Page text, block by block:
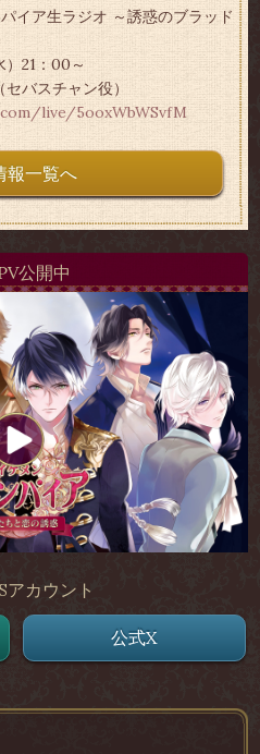
ア生ラジオ ～誘惑のブラッド
）21：00～
スチャン役）
live/5ooxWbWSvfM
報一覧へ
公開中
アカウント
公式X